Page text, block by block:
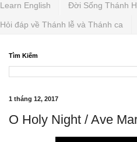
Learn English Đời Sống Thánh
Hỏi đáp về Thánh lễ và Thánh ca
Tìm Kiếm
1 tháng 12, 2017
O Holy Night / Ave